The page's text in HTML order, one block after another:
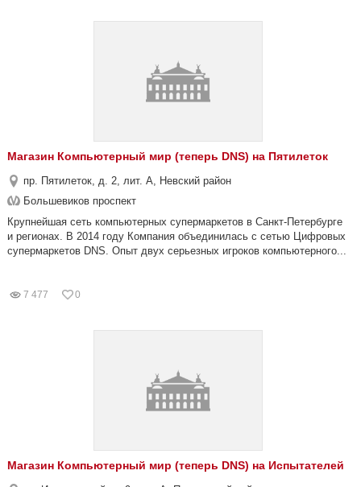
Магазин Компьютерный мир (теперь DNS) на Пятилеток
пр. Пятилеток, д. 2, лит. А, Невский район
Большевиков проспект
Крупнейшая сеть компьютерных супермаркетов в Санкт-Петербурге
и регионах. В 2014 году Компания объединилась с сетью Цифровых
супермаркетов DNS. Опыт двух серьезных игроков компьютерного...
7 477 0
Магазин Компьютерный мир (теперь DNS) на Испытателей